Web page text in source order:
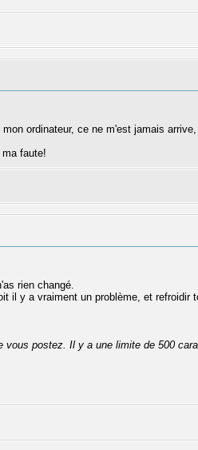
ordinateur, ce ne m'est jamais
faute!
rien changé.
il y a vraiment un problème, et
postez. Il y a une limite de 500